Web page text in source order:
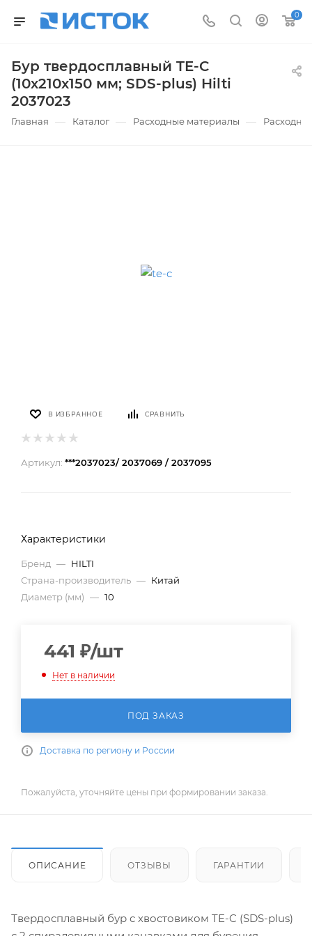
0
Бур твердосплавный TE-C
(10х210х150 мм; SDS-plus) Hilti
2037023
Главная — Каталог — Расходные материалы —
В ИЗБРАННОЕ СРАВНИТЬ
Артикул: ***2037023/ 2037069 / 2037095
Характеристики
Бренд — HILTI
Страна-производитель — Китай
Диаметр (мм) — 10
441 ₽/шт
Нет в наличии
ПОД ЗАКАЗ
Доставка по региону и России
Пожалуйста, уточняйте цены при формировании заказа.
ОПИСАНИЕ ОТЗЫВЫ ГАРАНТИИ
Твердосплавный бур с хвостовиком TE-C (SDS-plus)